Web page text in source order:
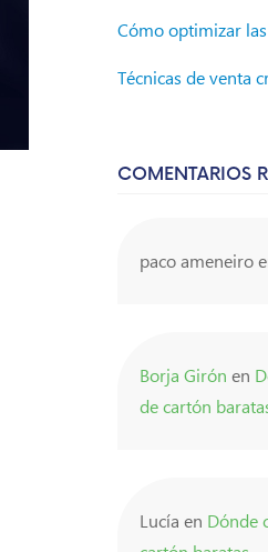
Cómo optimizar
Técnicas de venta
COMENTARIOS
paco ameneiro
Borja Girón en
de cartón
Lucía en Dónde